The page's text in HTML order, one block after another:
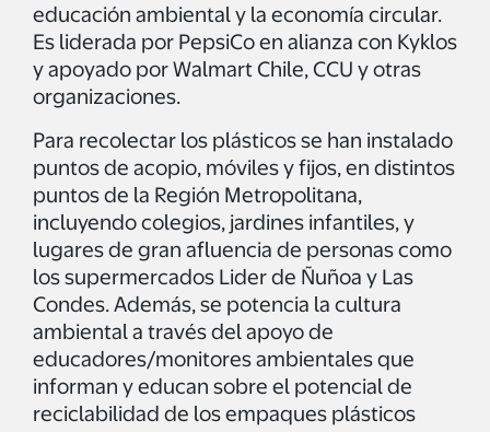
educación ambiental y la economía circular.
Es liderada por PepsiCo en alianza con Kyklos
y apoyado por Walmart Chile, CCU y otras
organizaciones.
Para recolectar los plásticos se han instalado
puntos de acopio, móviles y fijos, en distintos
puntos de la Región Metropolitana,
incluyendo colegios, jardines infantiles, y
lugares de gran afluencia de personas como
los supermercados Lider de Ñuñoa y Las
Condes. Además, se potencia la cultura
ambiental a través del apoyo de
educadores/monitores ambientales que
informan y educan sobre el potencial de
reciclabilidad de los empaques plásticos